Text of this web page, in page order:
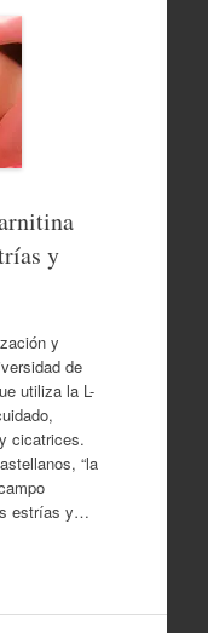
y
y
de
utiliza la L-
cicatrices.
“la
estrías y…